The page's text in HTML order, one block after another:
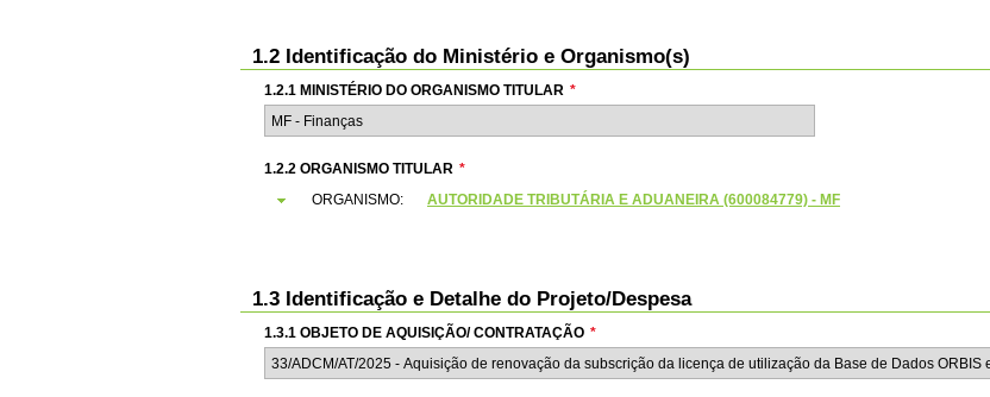
1.2 Identificação do Ministério e Organismo(s)
1.2.1 MINISTÉRIO DO ORGANISMO TITULAR *
1.2.2 ORGANISMO TITULAR *
ORGANISMO:
AUTORIDADE TRIBUTÁRIA E ADUANEIRA (600084779) - MF
1.3 Identificação e Detalhe do Projeto/Despesa
1.3.1 OBJETO DE AQUISIÇÃO/ CONTRATAÇÃO *